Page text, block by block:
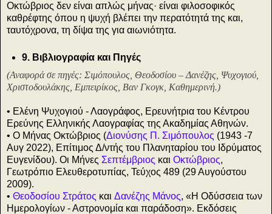
Οκτώβριος δεν είναι απλώς μήνας· είναι φιλοσοφικός
καθρέφτης όπου η ψυχή βλέπει την περατότητά της και,
ταυτόχρονα, τη δίψα της για αιωνιότητα.
9. Βιβλιογραφία και Πηγές
(Αναφορά σε πηγές: Σιμόπουλος, Θεοδοσίου – Δανέζης, Ψυχογιού,
Χριστοδουλάκης, Εμπειρίκος, Βαν Γκογκ, Καθημερινή.)
• Ελένη Ψυχογιού - Λαογράφος, Ερευνήτρια του Κέντρου
Ερεύνης Ελληνικής Λαογραφίας της Ακαδημίας Αθηνών.
• Ο Μήνας Οκτώβριος (Διονύσης Π. Σιμόπουλος (1943 -7
Αυγ 2022), Επίτιμος Δ/ντής του Πλανηταρίου του Ιδρύματος
Ευγενίδου). Οι Μήνες Σεπτέμβριος και Οκτώβριος,
Γεωτρόπιο Ελευθεροτυπίας, Τεύχος 489 (29 Αυγούστου
2009).
• Θεοδοσίου Στράτος και Δανέζης Μάνος, «Η Οδύσσεια των
Ημερολογίων - Αστρονομία και παράδοση». Εκδόσεις